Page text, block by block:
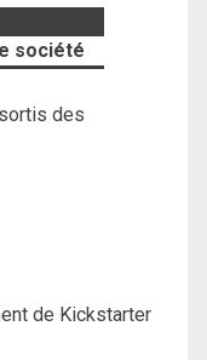
société
des
de Kickstarter